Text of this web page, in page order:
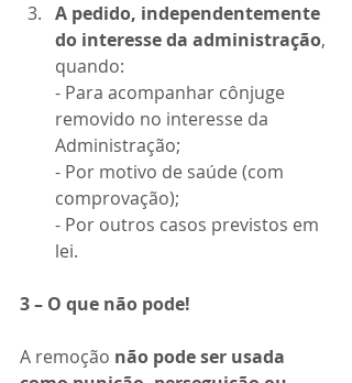
A pedido, independentemente
do interesse da administração,
quando:
- Para acompanhar cônjuge
removido no interesse da
Administração;
- Por motivo de saúde (com
comprovação);
- Por outros casos previstos em
lei.
3 – O que não pode!
A remoção não pode ser usada